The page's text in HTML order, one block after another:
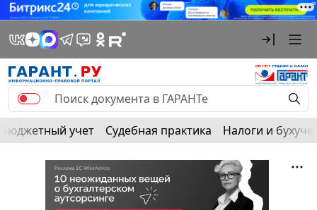
Бюджетный учет Судебная практика Налоги и